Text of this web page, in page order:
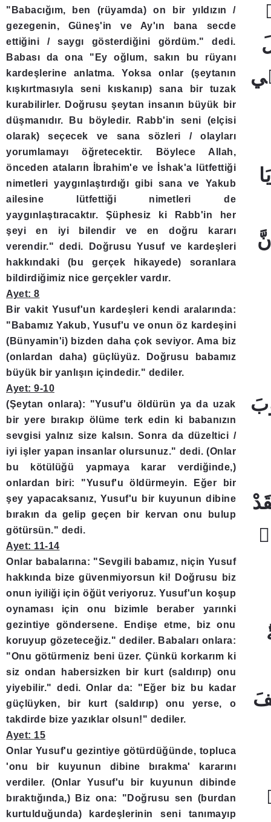
"Babacığım, ben (rüyamda) on bir yıldızın /
gezegenin, Güneş'in ve Ay'ın bana secde
ettiğini / saygı gösterdiğini gördüm." dedi.
Babası da ona "Ey oğlum, sakın bu rüyanı
kardeşlerine anlatma. Yoksa onlar (şeytanın
kışkırtmasıyla seni kıskanıp) sana bir tuzak
kurabilirler. Doğrusu şeytan insanın büyük bir
düşmanıdır. Bu böyledir. Rabb'in seni (elçisi
olarak) seçecek ve sana sözleri / olayları
yorumlamayı öğretecektir. Böylece Allah,
önceden ataların İbrahim'e ve İshak'a lütfettiği
nimetleri yaygınlaştırdığı gibi sana ve Yakub
ailesine lütfettiği nimetleri de
yaygınlaştıracaktır. Şüphesiz ki Rabb'in her
şeyi en iyi bilendir ve en doğru kararı
verendir." dedi. Doğrusu Yusuf ve kardeşleri
hakkındaki (bu gerçek hikayede) soranlara
bildirdiğimiz nice gerçekler vardır.
Ayet: 8
Bir vakit Yusuf'un kardeşleri kendi aralarında:
"Babamız Yakub, Yusuf'u ve onun öz kardeşini
(Bünyamin'i) bizden daha çok seviyor. Ama biz
(onlardan daha) güçlüyüz. Doğrusu babamız
büyük bir yanlışın içindedir." dediler.
Ayet: 9-10
(Şeytan onlara): "Yusuf'u öldürün ya da uzak
bir yere bırakıp ölüme terk edin ki babanızın
sevgisi yalnız size kalsın. Sonra da düzeltici /
iyi işler yapan insanlar olursunuz." dedi. (Onlar
bu kötülüğü yapmaya karar verdiğinde,)
onlardan biri: "Yusuf'u öldürmeyin. Eğer bir
şey yapacaksanız, Yusuf'u bir kuyunun dibine
bırakın da gelip geçen bir kervan onu bulup
götürsün." dedi.
Ayet: 11-14
Onlar babalarına: "Sevgili babamız, niçin Yusuf
hakkında bize güvenmiyorsun ki! Doğrusu biz
onun iyiliği için öğüt veriyoruz. Yusuf'un koşup
oynaması için onu bizimle beraber yarınki
gezintiye göndersene. Endişe etme, biz onu
koruyup gözeteceğiz." dediler. Babaları onlara:
"Onu götürmeniz beni üzer. Çünkü korkarım ki
siz ondan habersizken bir kurt (saldırıp) onu
yiyebilir." dedi. Onlar da: "Eğer biz bu kadar
güçlüyken, bir kurt (saldırıp) onu yerse, o
takdirde bize yazıklar olsun!" dediler.
Ayet: 15
Onlar Yusuf'u gezintiye götürdüğünde, topluca
'onu bir kuyunun dibine bırakma' kararını
verdiler. (Onlar Yusuf'u bir kuyunun dibinde
bıraktığında,) Biz ona: "Doğrusu sen (burdan
kurtulduğunda) kardeşlerinin seni tanımayıp